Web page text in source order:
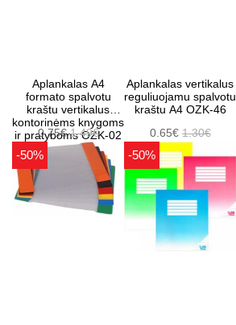
Aplankalas A4
formato spalvotu
kraštu vertikalus
kontorinėms knygoms
ir pratyboms OZK-02
0.75€1.49€
Aplankalas vertikalus
reguliuojamu spalvotu
kraštu A4 OZK-46
0.65€ 1.30€
-50% -50%